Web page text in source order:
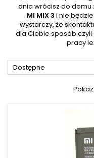
dnia wrócisz do domu
MI MIX 3 i nie
wystarczy, że
dla Ciebie sposób
pracy
Dostępne